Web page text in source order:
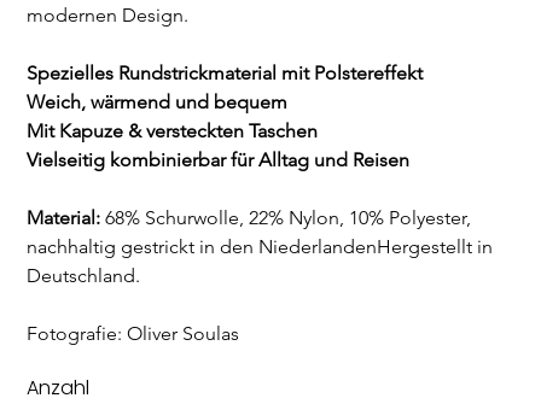
modernen Design.
Spezielles Rundstrickmaterial mit Polstereffekt
Weich, wärmend und bequem
Mit Kapuze & versteckten Taschen
Vielseitig kombinierbar für Alltag und Reisen
Material: 68% Schurwolle, 22% Nylon, 10% Polyester,
nachhaltig gestrickt in den NiederlandenHergestellt in
Deutschland.
Fotografie: Oliver Soulas
Anzahl